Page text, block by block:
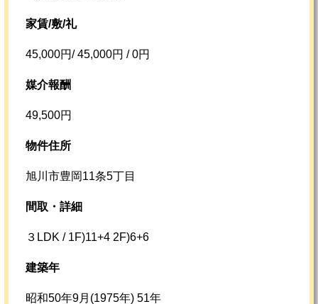
家賃/敷/礼
45,000円/ 45,000円 / 0円
媒介報酬
49,500円
物件住所
旭川市豊岡11条5丁目
間取・詳細
３LDK / 1F)11+4 2F)6+6
建築年
昭和50年9月(1975年) 51年